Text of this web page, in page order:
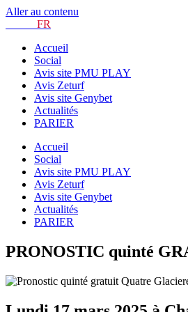
Aller au contenu
FR
Accueil
Social
Avis site PMU PLAY
Avis Zeturf
Avis site Genybet
Actualités
PARIER
Accueil
Social
Avis site PMU PLAY
Avis Zeturf
Avis site Genybet
Actualités
PARIER
PRONOSTIC quinté